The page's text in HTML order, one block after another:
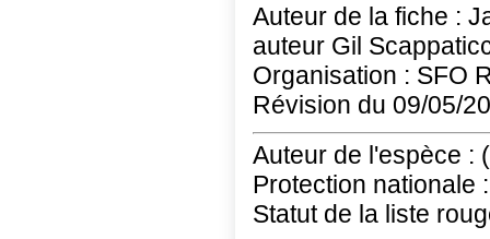
Auteur de la fiche :
auteur Gil
Organisation : SFO
Révision du 09/05/
Auteur de l'espèce :
Protection nationale :
Statut de la liste